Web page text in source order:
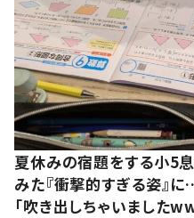
夏休みの宿題をする小5
みた『衝撃的すぎる姿』
「吹き出しちゃいましたww